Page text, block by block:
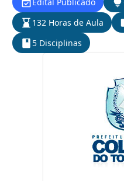
132 Horas de Aula
5 Disciplinas